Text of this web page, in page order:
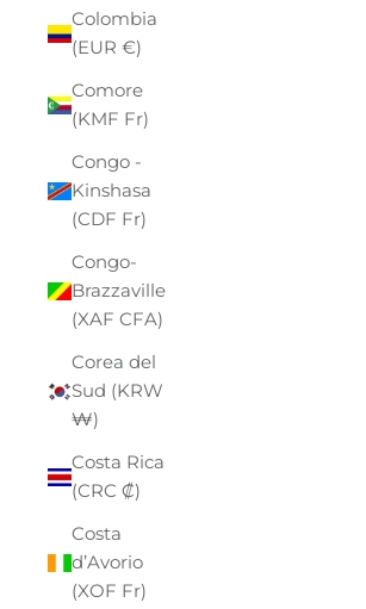
Colombia
(EUR €)
Comore
(KMF Fr)
Congo -
Kinshasa
(CDF Fr)
Congo-
Brazzaville
(XAF CFA)
Corea del
Sud (KRW
₩)
Costa Rica
(CRC ₡)
Costa
d’Avorio
(XOF Fr)